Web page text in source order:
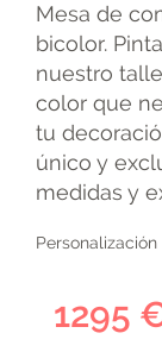
Mesa de
bicolor.
nuestro
color que
tu
único y
medidas y
Personalización
1295